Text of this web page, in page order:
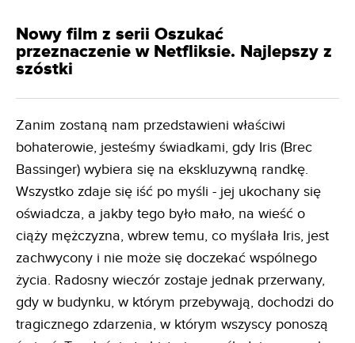
Nowy film z serii Oszukać
przeznaczenie w Netfliksie. Najlepszy z
szóstki
Zanim zostaną nam przedstawieni właściwi
bohaterowie, jesteśmy świadkami, gdy Iris (Brec
Bassinger) wybiera się na ekskluzywną randkę.
Wszystko zdaje się iść po myśli - jej ukochany się
oświadcza, a jakby tego było mało, na wieść o
ciąży mężczyzna, wbrew temu, co myślała Iris, jest
zachwycony i nie może się doczekać wspólnego
życia. Radosny wieczór zostaje jednak przerwany,
gdy w budynku, w którym przebywają, dochodzi do
tragicznego zdarzenia, w którym wszyscy ponoszą